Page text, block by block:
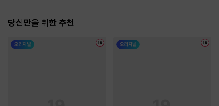
니에게서 도망칠
본]
사랑꾼이 되었습니
당신만을 위한 추천